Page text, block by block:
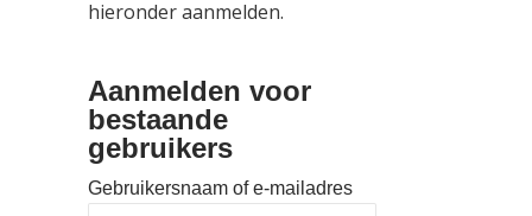
hieronder aanmelden.
Aanmelden voor
bestaande
gebruikers
Gebruikersnaam of e-mailadres